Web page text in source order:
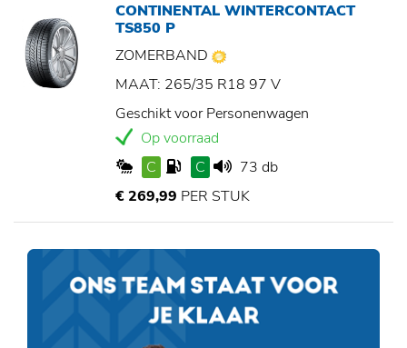
CONTINENTAL WINTERCONTACT
TS850 P
ZOMERBAND
MAAT: 265/35 R18 97 V
Geschikt voor Personenwagen
Op voorraad
C
C
73 db
€ 269,99 PER STUK